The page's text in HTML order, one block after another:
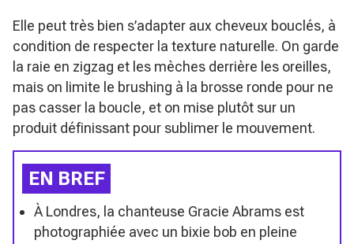
Elle peut très bien s’adapter aux cheveux bouclés, à
condition de respecter la texture naturelle. On garde
la raie en zigzag et les mèches derrière les oreilles,
mais on limite le brushing à la brosse ronde pour ne
pas casser la boucle, et on mise plutôt sur un
produit définissant pour sublimer le mouvement.
EN BREF
À Londres, la chanteuse Gracie Abrams est
photographiée avec un bixie bob en pleine